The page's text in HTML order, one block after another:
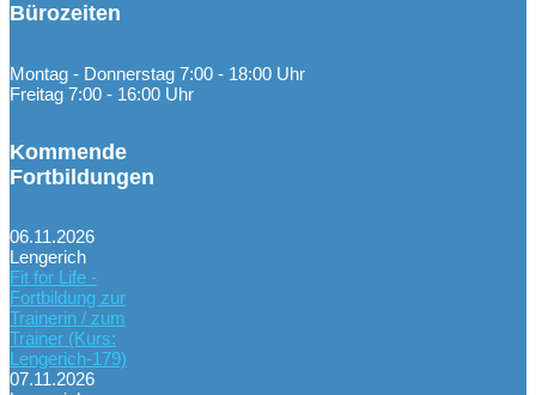
Bürozeiten
Montag - Donnerstag 7:00 - 18:00 Uhr
Freitag 7:00 - 16:00 Uhr
Kommende
Fortbildungen
06.11.2026
Lengerich
Fit for Life -
Fortbildung zur
Trainerin / zum
Trainer (Kurs:
Lengerich-179)
07.11.2026